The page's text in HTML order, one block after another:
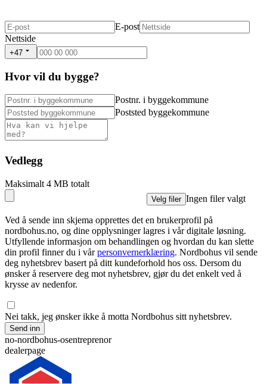
E-post
Nettside
+47
Hvor vil du bygge?
Postnr. i byggekommune
Poststed byggekommune
Vedlegg
Maksimalt 4 MB totalt
Velg filer Ingen filer valgt
Ved å sende inn skjema opprettes det en brukerprofil på
nordbohus.no, og dine opplysninger lagres i vår digitale løsning.
Utfyllende informasjon om behandlingen og hvordan du kan slette
din profil finner du i vår personvernerklæring. Nordbohus vil sende
deg nyhetsbrev basert på ditt kundeforhold hos oss. Dersom du
ønsker å reservere deg mot nyhetsbrev, gjør du det enkelt ved å
krysse av nedenfor.
Nei takk, jeg ønsker ikke å motta Nordbohus sitt nyhetsbrev.
Send inn
no-nordbohus-osentreprenor
dealerpage